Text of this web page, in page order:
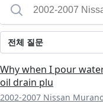
전체 질문
Why when I pour
oil drain plu
2002-2007 Nissan